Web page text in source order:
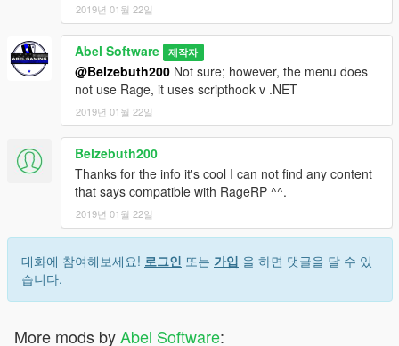
2019년 01월 22일
Abel Software 제작자
@Belzebuth200 Not sure; however, the menu does
not use Rage, it uses scripthook v .NET
2019년 01월 22일
Belzebuth200
Thanks for the info it's cool I can not find any content
that says compatible with RageRP ^^.
2019년 01월 22일
대화에 참여해보세요! 로그인 또는 가입 을 하면 댓글을 달 수 있
습니다.
More mods byAbel Software: